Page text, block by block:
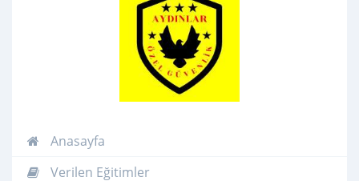
Anasayfa
Verilen Eğitimler